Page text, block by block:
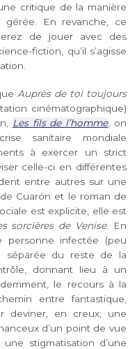
critique de la manière
En revanche, ce
de jouer avec des
fiction, qu’il s’agisse
Auprès de toi toujours
cinématographique)
Les fils de l’homme, on
sanitaire mondiale
à exercer un strict
celle-ci en différentes
entre autres sur une
Cuarón et le roman de
est explicite, elle est
sorcières de Venise. En
personne infectée (peu
séparée du reste de la
donnant lieu à un
le recours à la
entre fantastique,
deviner, en creux, une
d’un point de vue
stigmatisation d’une